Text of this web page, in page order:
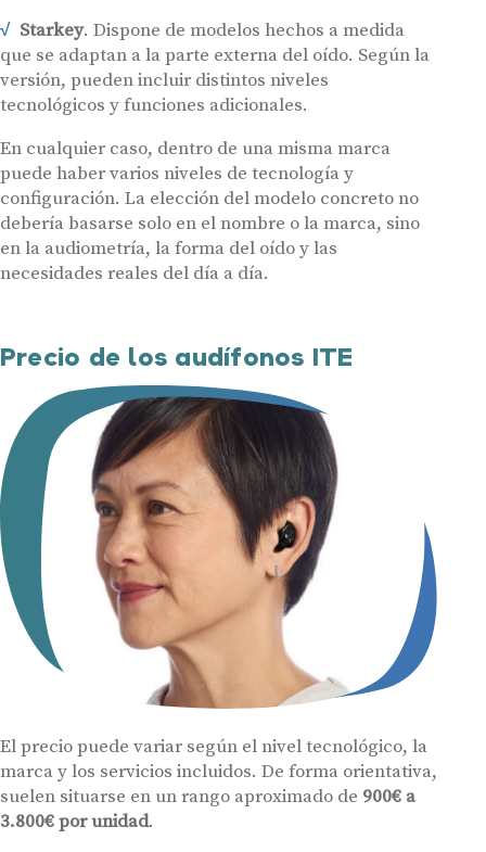
Starkey. Dispone de modelos hechos a medida
que se adaptan a la parte externa del oído. Según la
versión, pueden incluir distintos niveles
tecnológicos y funciones adicionales.
En cualquier caso, dentro de una misma marca
puede haber varios niveles de tecnología y
configuración. La elección del modelo concreto no
debería basarse solo en el nombre o la marca, sino
en la audiometría, la forma del oído y las
necesidades reales del día a día.
Precio de los audífonos ITE
El precio puede variar según el nivel tecnológico, la
marca y los servicios incluidos. De forma orientativa,
suelen situarse en un rango aproximado de 900€ a
3.800€ por unidad.
Audífonos
Gafas auditivas
Centros Auditivos